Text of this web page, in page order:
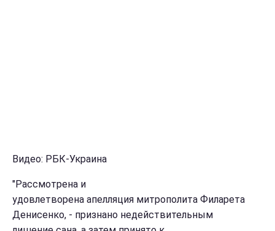
Видео: РБК-Украина
"Рассмотрена и
удовлетворена апелляция митрополита Филарета
Денисенко, - признано недействительным